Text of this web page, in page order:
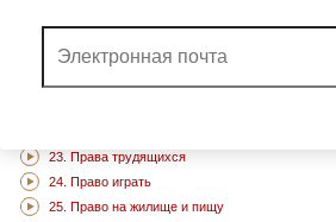
10. Право на судебное разбирательство
23. Права трудящихся
24. Право играть
25. Право на жилище и пищу